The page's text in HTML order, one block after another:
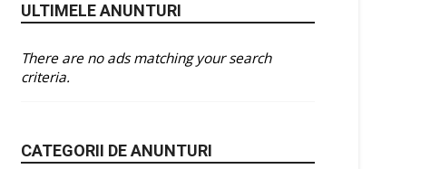
ULTIMELE ANUNTURI
There are no ads matching your search
criteria.
CATEGORII DE ANUNTURI